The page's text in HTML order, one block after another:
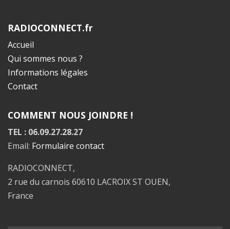
RADIOCONNECT.fr
Accueil
Qui sommes nous ?
Informations légales
Contact
COMMENT NOUS JOINDRE !
TEL : 06.09.27.28.27
Email: Formulaire contact
RADIOCONNECT,
2 rue du carnois 60610 LACROIX ST OUEN,
France